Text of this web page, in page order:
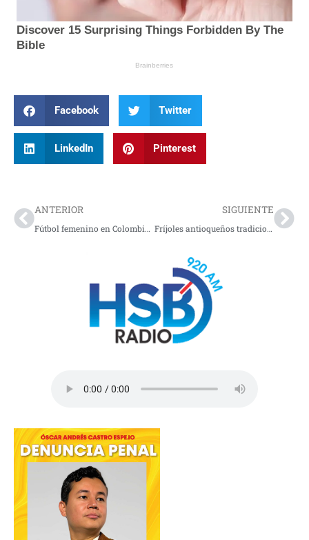
Facebook Twitter
LinkedIn Pinterest
ANTERIOR
Fútbol femenino en Colombia: de la lucha amateur a potencia regional en la Liga de Naciones Conmebol
SIGUIENTE
Fríjoles antioqueños tradicionales